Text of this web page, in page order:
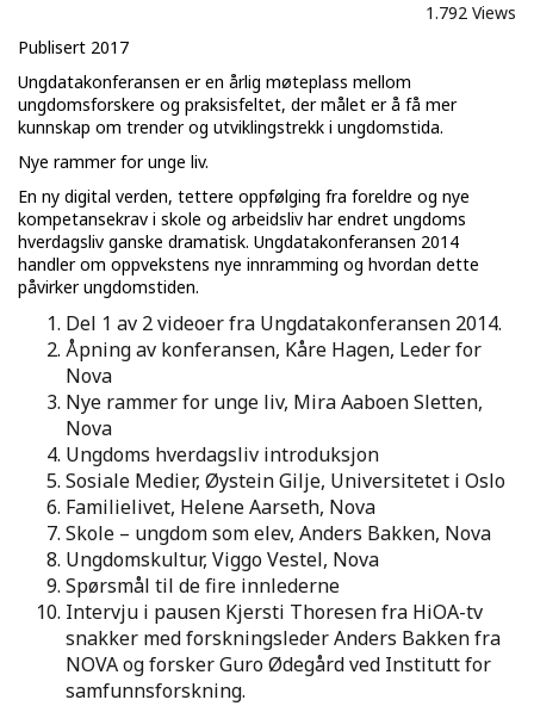
1.792 Views
Publisert 2017
Ungdatakonferansen er en årlig møteplass mellom
ungdomsforskere og praksisfeltet, der målet er å få mer
kunnskap om trender og utviklingstrekk i ungdomstida.
Nye rammer for unge liv.
En ny digital verden, tettere oppfølging fra foreldre og nye
kompetansekrav i skole og arbeidsliv har endret ungdoms
hverdagsliv ganske dramatisk. Ungdatakonferansen 2014
handler om oppvekstens nye innramming og hvordan dette
påvirker ungdomstiden.
Del 1 av 2 videoer fra Ungdatakonferansen 2014.
Åpning av konferansen, Kåre Hagen, Leder for
Nova
Nye rammer for unge liv, Mira Aaboen Sletten,
Nova
Ungdoms hverdagsliv introduksjon
Sosiale Medier, Øystein Gilje, Universitetet i Oslo
Familielivet, Helene Aarseth, Nova
Skole – ungdom som elev, Anders Bakken, Nova
Ungdomskultur, Viggo Vestel, Nova
Spørsmål til de fire innlederne
Intervju i pausen Kjersti Thoresen fra HiOA-tv
snakker med forskningsleder Anders Bakken fra
NOVA og forsker Guro Ødegård ved Institutt for
samfunnsforskning.